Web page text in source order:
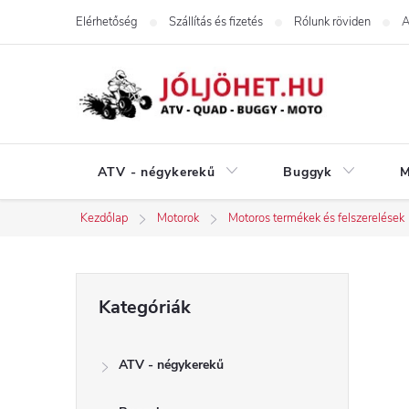
Elérhetőség Szállítás és fizetés Rólunk röviden
ATV - négykerekű Buggyk
Kezdőlap Motorok Motoros termékek és felszerelések
O
átugrása
Kategóriák
ATV - négykerekű